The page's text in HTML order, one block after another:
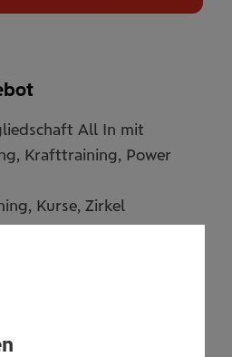
All In mit
Krafttraining, Power
Kurse, Zirkel
Massageliege
Duschen